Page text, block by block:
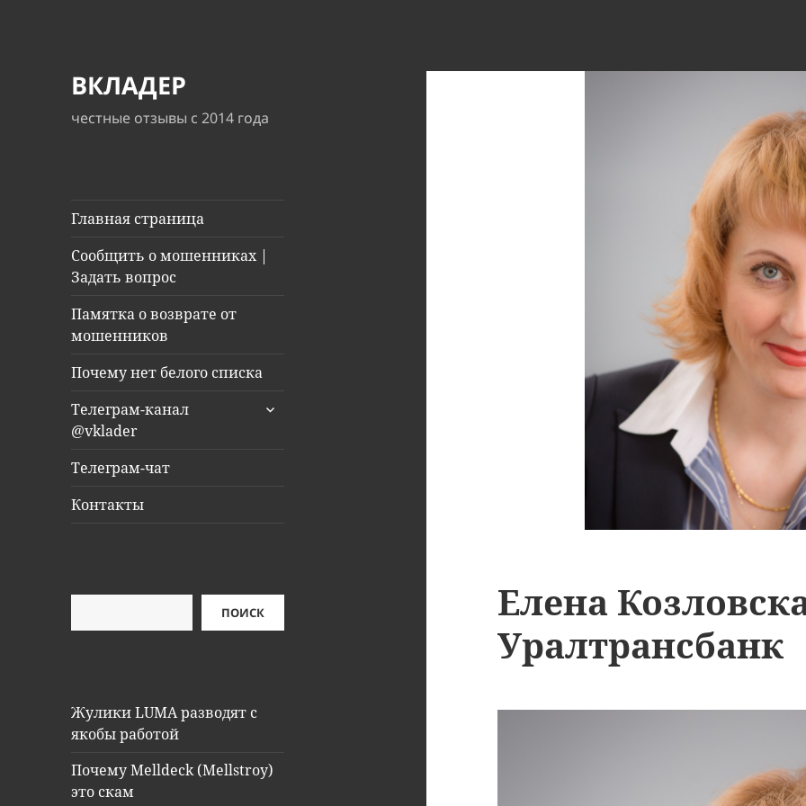
ВКЛАДЕР
честные отзывы с 2014 года
Главная страница
Сообщить о мошенниках |
Задать вопрос
Памятка о возврате от
мошенников
Почему нет белого списка
Телеграм-канал
@vklader
раскрыть
Телеграм-чат
Контакты
ПОИСК
Жулики LUMA разводят с
якобы работой
Почему Melldeck (Mellstroy)
это скам
Елена
Уралтрансбанк